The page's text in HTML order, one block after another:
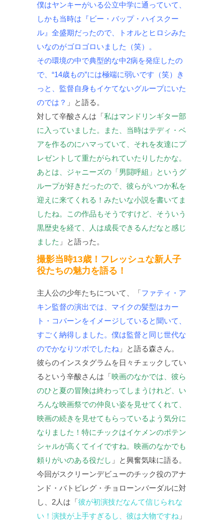
僕はヤンキーがいる公立中学に通っていて、
しかも当時は『ビー・バップ・ハイスクー
ル』全盛期だったので、トオルとヒロシみた
いなのがゴロゴロいました（笑）。
その環境の中で典型的な中2病を発症したの
で、“14歳もの”には極端に弱いです（笑）き
っと、監督自身もイケてないグループにいた
のでは？ 」と語る。
対して辛酸さんは「私はマンドリンギター部
に入っていました。また、当時はテディ・ベ
アを作るのにハマっていて、それを友達にプ
レゼントして重たがられていたりしたかな。
あとは、ジャニーズの「男闘呼組」というグ
ループが好きだったので、彼らがいつか私を
迎えに来てくれる！みたいな小説を書いてま
したね。この作品もそうですけど、そういう
黒歴史を経て、人は成長できるんだなと感じ
ました 」と語った。
撮影当時13歳！フレッシュな新人子
役たちの魅力を語る！
主人公の少年たちについて、「ファティ・ア
キン監督の演出では、マイクの髪型はカー
ト・コバーンをイメージしていると聞いて、
すごく納得しました。僕は監督と同じ世代な
のでかなりツボでしたね 」と語る森さん。
彼らのインスタグラムを日々チェックしてい
るという辛酸さんは「映画のなかでは、彼ら
のひと夏の冒険は終わってしまうけれど、い
ろんな映画祭での仲良い姿を見せてくれて、
映画の続きを見せてもらっているよう気分に
なりました！特にチックはイケメンのポテン
シャルが高くてイイですね。映画のなかでも
頼りがいのある役だし 」と興奮気味に語る。
今回がスクリーンデビューのチック役のアナ
ンド・バトビレグ・チョローンバーダルに対
し、2人は「彼が初演技だなんて信じられな
い！演技が上手すぎるし、彼は大物ですね 」